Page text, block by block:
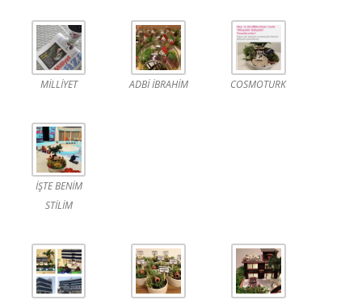
MİLLİYET ADBİ İBRAHİM COSMOTURK
İŞTE BENİM
STİLİM